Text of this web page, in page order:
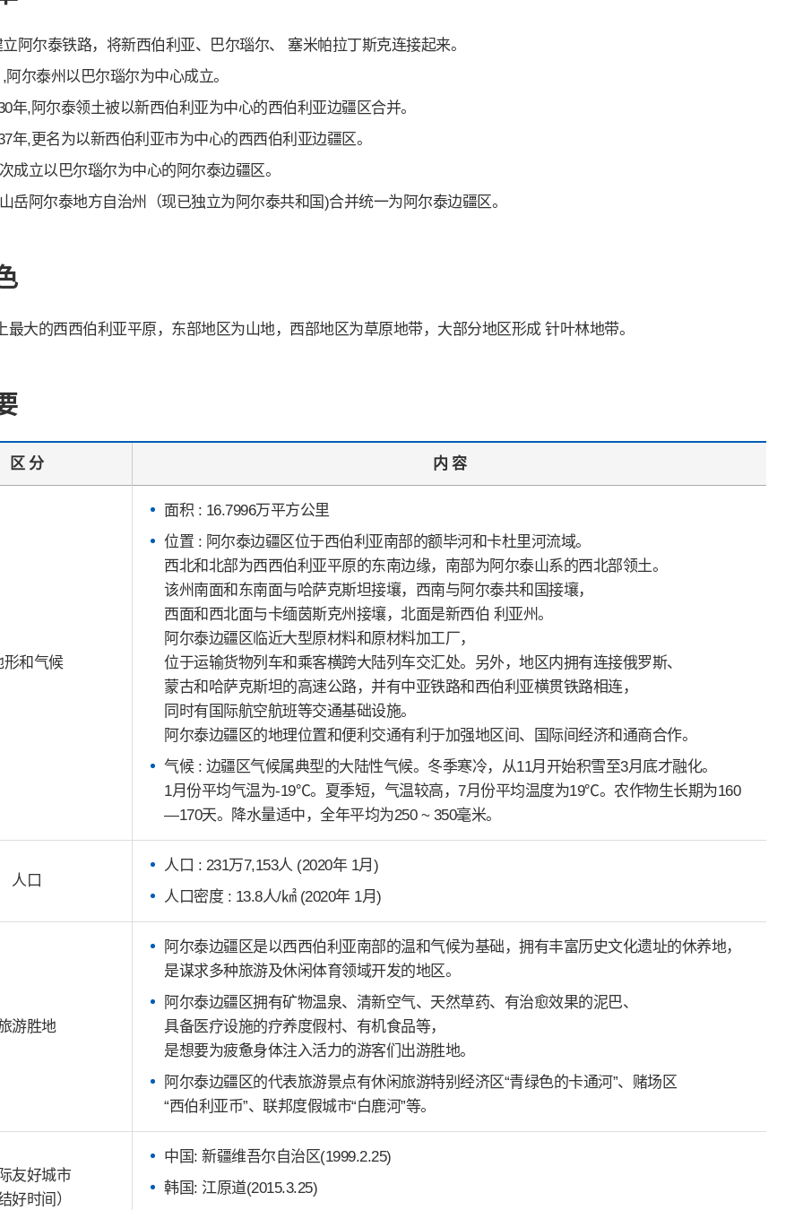
阿尔泰铁路，将新西伯利亚、巴尔瑙尔、 塞米帕拉丁斯克连接起来。
阿尔泰州以巴尔瑙尔为中心成立。
年,阿尔泰领土被以新西伯利亚为中心的西伯利亚边疆区合并。
年,更名为以新西伯利亚市为中心的西西伯利亚边疆区。
成立以巴尔瑙尔为中心的阿尔泰边疆区。
岳阿尔泰地方自治州（现已独立为阿尔泰共和国)合并统一为阿尔泰边疆区。
最大的西西伯利亚平原，东部地区为山地，西部地区为草原地带，大部分地区形成 针叶林地带。
区 分 内 容
形和气候
面积 : 16.7996万平方公里
位置 : 阿尔泰边疆区位于西伯利亚南部的额毕河和卡杜里河流域。
西北和北部为西西伯利亚平原的东南边缘，南部为阿尔泰山系的西北部领土。
该州南面和东南面与哈萨克斯坦接壤，西南与阿尔泰共和国接壤，
西面和西北面与卡缅茵斯克州接壤，北面是新西伯 利亚州。
阿尔泰边疆区临近大型原材料和原材料加工厂，
位于运输货物列车和乘客横跨大陆列车交汇处。另外，地区内拥有连接俄罗斯、
蒙古和哈萨克斯坦的高速公路，并有中亚铁路和西伯利亚横贯铁路相连，
同时有国际航空航班等交通基础设施。
阿尔泰边疆区的地理位置和便利交通有利于加强地区间、国际间经济和通商合作。
气候 : 边疆区气候属典型的大陆性气候。冬季寒冷，从11月开始积雪至3月底才融化。
1月份平均气温为-19℃。夏季短，气温较高，7月份平均温度为19℃。农作物生长期为160
—170天。降水量适中，全年平均为250 ~ 350毫米。
人口
人口 : 231万7,153人 (2020年 1月)
人口密度 : 13.8人/㎢ (2020年 1月)
游胜地
阿尔泰边疆区是以西西伯利亚南部的温和气候为基础，拥有丰富历史文化遗址的休养地，
是谋求多种旅游及休闲体育领域开发的地区。
阿尔泰边疆区拥有矿物温泉、清新空气、天然草药、有治愈效果的泥巴、
具备医疗设施的疗养度假村、有机食品等，
是想要为疲惫身体注入活力的游客们出游胜地。
阿尔泰边疆区的代表旅游景点有休闲旅游特别经济区“青绿色的卡通河”、赌场区
“西伯利亚币”、联邦度假城市“白鹿河”等。
友好城市
好时间）
中国: 新疆维吾尔自治区(1999.2.25)
韩国: 江原道(2015.3.25)